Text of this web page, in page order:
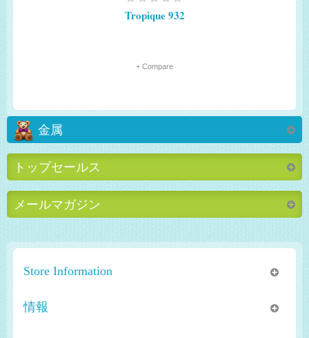
Tropique 932
+ Compare
金属
トップセールス
メールマガジン
Store Information
情報